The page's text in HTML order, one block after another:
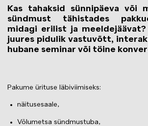
Kas tahaksid sünnipäeva või
sündmust tähistades
midagi erilist ja meeldejäävat?
juures pidulik vastuvõtt,
hubane seminar või töine
Pakume ürituse läbiviimiseks:
näitusesaale,
Võlumetsa sündmustuba,